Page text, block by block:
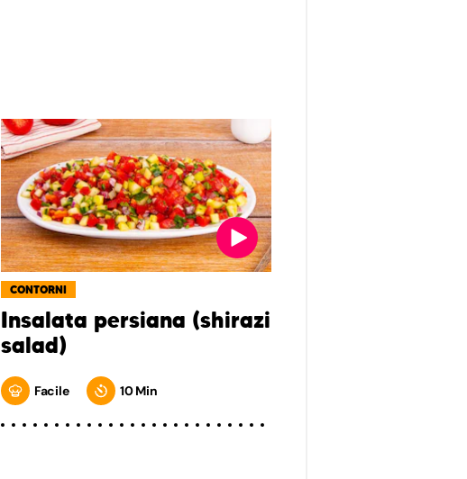
CONTORNI
Insalata persiana (shirazi
salad)
Facile 10 Min